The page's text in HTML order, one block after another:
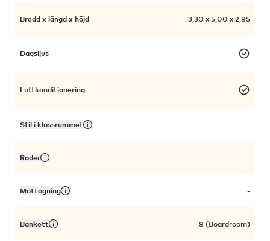
Bredd x längd x höjd 3,30 x 5,00 x 2,85
Dagsljus
Luftkonditionering
Stil i klassrummet -
Rader -
Mottagning -
Bankett 8 (Boardroom)